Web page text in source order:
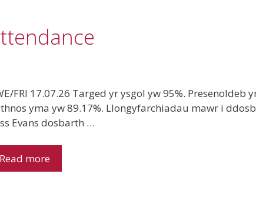
FRI 17.07.26 Targed yr ysgol yw 95%. Presenoldeb
yma yw 89.17%. Llongyfarchiadau mawr i
Evans dosbarth …
Read more